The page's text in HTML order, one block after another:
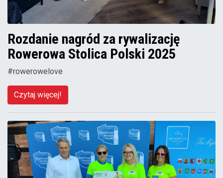
Rozdanie nagród za rywalizację
Rowerowa Stolica Polski 2025
#rowerowelove
Czytaj więcej!